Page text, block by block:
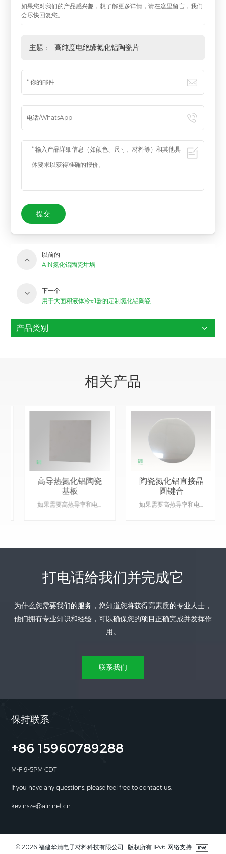
如果您对我们的产品感兴趣，想了解更多详情，请在这里留言，我们
会尽快回复您。
主题 : 高纯度电绝缘氮化铝陶瓷片
提交
以前的
AlN氮化铝陶瓷坩埚
下一个
用于大面积液体冷却器的定制氮化铝陶瓷
产品类别
相关产品
高导热氮化铝陶瓷
基板
如果需要高热导率和电绝缘性，氮化铝 (AlN) 是一种极好的材料，非常适合热管理和电气应用。产品详情：材质：氮化铝功能：绝缘散热陶瓷。类型：陶瓷。颜色：灰色。是否定制：是的，请提供具体产品的图纸。
了解更多
陶瓷氮化铝直接晶
圆键合
如果需要高热导率和电绝缘性，氮化铝 (AlN) 是一种极好的材料，非常适合热管理和电气应用。产品详情：材质：氮化铝功能：绝缘散热陶瓷。类型：陶瓷。颜色：灰色。是否定制：是的，请提供具体产品的图纸。
了解更多
打电话给我们并完成它
为什么您需要我们的服务，您知道您将获得高素质的专业人士，
他们拥有专业知识和经验，可以确保您的项目正确完成并发挥作
用。
联系我们
保持联系
+86 15960789288
M-F 9-5PM CDT
If you have any questions, please feel free to contact us.
kevinsze@aln.net.cn
© 2026 福建华清电子材料科技有限公司 . 版权所有 IPv6 网络支持